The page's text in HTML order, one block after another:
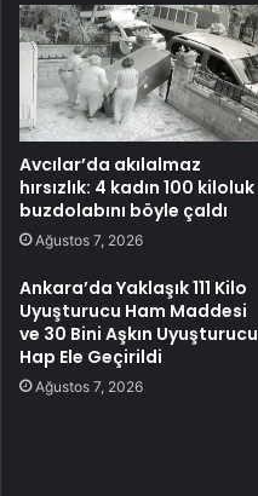
Avcılar’da akılalmaz
hırsızlık: 4 kadın 100 kiloluk
buzdolabını böyle çaldı
Ağustos 7, 2026
Ankara’da Yaklaşık 111 Kilo
Uyuşturucu Ham Maddesi
ve 30 Bini Aşkın Uyuşturucu
Hap Ele Geçirildi
Ağustos 7, 2026